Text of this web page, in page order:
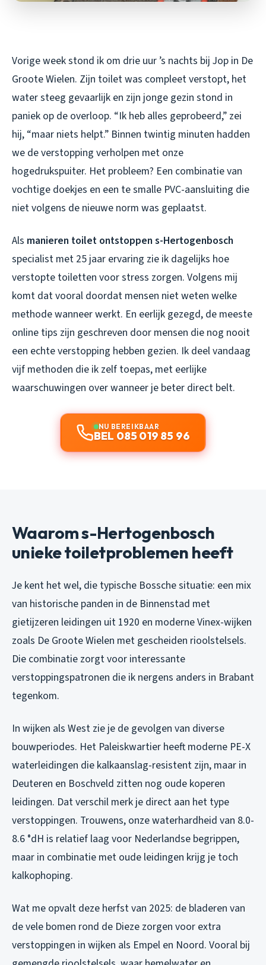
Vorige week stond ik om drie uur ’s nachts bij Jop in De
Groote Wielen. Zijn toilet was compleet verstopt, het
water steeg gevaarlijk en zijn jonge gezin stond in
paniek op de overloop. “Ik heb alles geprobeerd,” zei
hij, “maar niets helpt.” Binnen twintig minuten hadden
we de verstopping verholpen met onze
hogedrukspuiter. Het probleem? Een combinatie van
vochtige doekjes en een te smalle PVC-aansluiting die
niet volgens de nieuwe norm was geplaatst.
Als manieren toilet ontstoppen s-Hertogenbosch
specialist met 25 jaar ervaring zie ik dagelijks hoe
verstopte toiletten voor stress zorgen. Volgens mij
komt dat vooral doordat mensen niet weten welke
methode wanneer werkt. En eerlijk gezegd, de meeste
online tips zijn geschreven door mensen die nog nooit
een echte verstopping hebben gezien. Ik deel vandaag
vijf methoden die ik zelf toepas, met eerlijke
waarschuwingen over wanneer je beter direct belt.
NU BEREIKBAAR
BEL 085 019 85 96
Waarom s-Hertogenbosch
unieke toiletproblemen heeft
Je kent het wel, die typische Bossche situatie: een mix
van historische panden in de Binnenstad met
gietijzeren leidingen uit 1920 en moderne Vinex-wijken
zoals De Groote Wielen met gescheiden rioolstelsels.
Die combinatie zorgt voor interessante
verstoppingspatronen die ik nergens anders in Brabant
tegenkom.
In wijken als West zie je de gevolgen van diverse
bouwperiodes. Het Paleiskwartier heeft moderne PE-X
waterleidingen die kalkaanslag-resistent zijn, maar in
Deuteren en Boschveld zitten nog oude koperen
leidingen. Dat verschil merk je direct aan het type
verstoppingen. Trouwens, onze waterhardheid van 8.0-
8.6 °dH is relatief laag voor Nederlandse begrippen,
maar in combinatie met oude leidingen krijg je toch
kalkophoping.
Wat me opvalt deze herfst van 2025: de bladeren van
de vele bomen rond de Dieze zorgen voor extra
verstoppingen in wijken als Empel en Noord. Vooral bij